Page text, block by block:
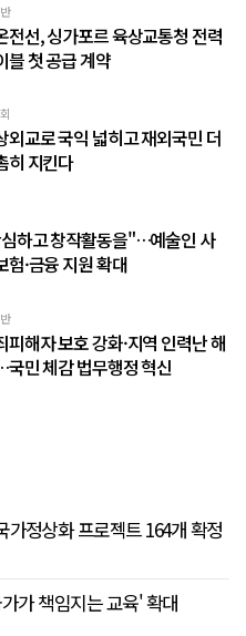
전선, 싱가포르 육상교통청 전력
블 첫 공급 계약
외교로 국익 넓히고 재외국민 더
히 지킨다
하고 창작활동을"…예술인 사
험·금융 지원 확대
피해자 보호 강화·지역 인력난 해
민 체감 법무행정 혁신
정상화 프로젝트 164개 확정
가 책임지는 교육' 확대